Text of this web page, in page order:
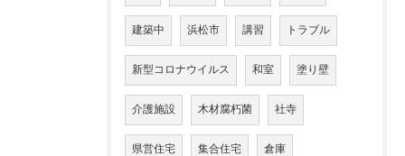
建築中 浜松市 講習 トラブル
新型コロナウイルス 和室 塗り壁
介護施設 木材腐朽菌 社寺
県営住宅 集合住宅 倉庫